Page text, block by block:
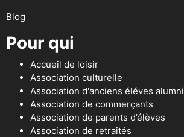
Blog
Pour qui
Accueil de loisir
Association culturelle
Association d'anciens éléves alumni
Association de commerçants
Association de parents d’élèves
Association de retraités